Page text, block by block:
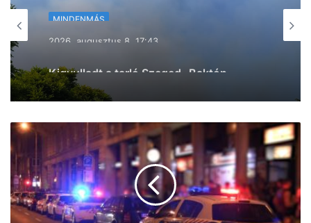
MINDENMÁS
Mezőhegyes vonatok újraindításáért